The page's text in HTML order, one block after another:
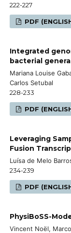
222-227
PDF
Integrated
bacterial
Mariana Louise
Carlos Setubal
228-233
PDF
Leveraging
Fusion
Luísa de Melo
234-239
PDF
PhysiBoSS-
Vincent Noël,